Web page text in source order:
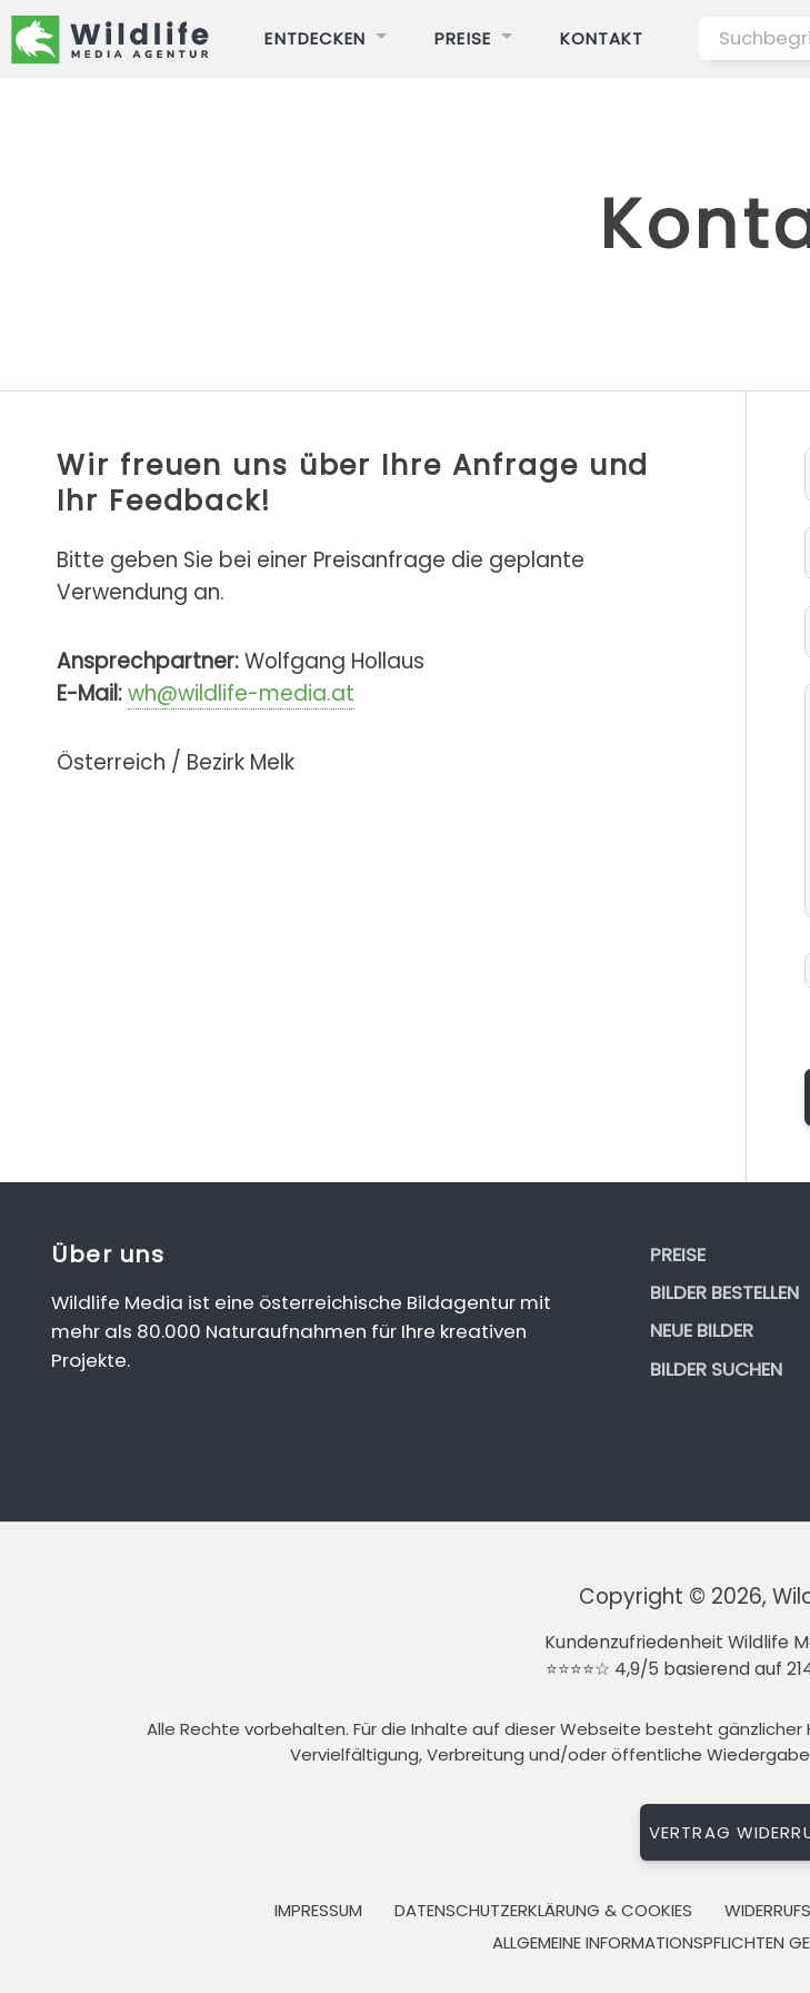
ENTDECKEN PREISE KONTAKT
Wir freuen uns über Ihre Anfrage und
Ihr Feedback!
Bitte geben Sie bei einer Preisanfrage die geplante
Verwendung an.
Ansprechpartner:Wolfgang Hollaus
E-Mail:wh@wildlife-media.at
Österreich / Bezirk Melk
Über uns
Wildlife Media ist eine österreichische Bildagentur mit
mehr als 80.000 Naturaufnahmen für Ihre kreativen
Projekte.
PREISE
BILDER BESTELLEN
NEUE BILDER
BILDER SUCHEN
Copyright © 2026,
Kundenzufriedenheit Wildlife
⭐⭐⭐⭐☆ 4,9/5 basierend auf
Alle Rechte vorbehalten. Für die Inhalte auf dieser Webseite besteht
Vervielfältigung, Verbreitung und/oder öffentliche
VERTRAG
IMPRESSUM DATENSCHUTZERKLÄRUNG & COOKIES
ALLGEMEINE INFORMATIONSPFLICHTEN